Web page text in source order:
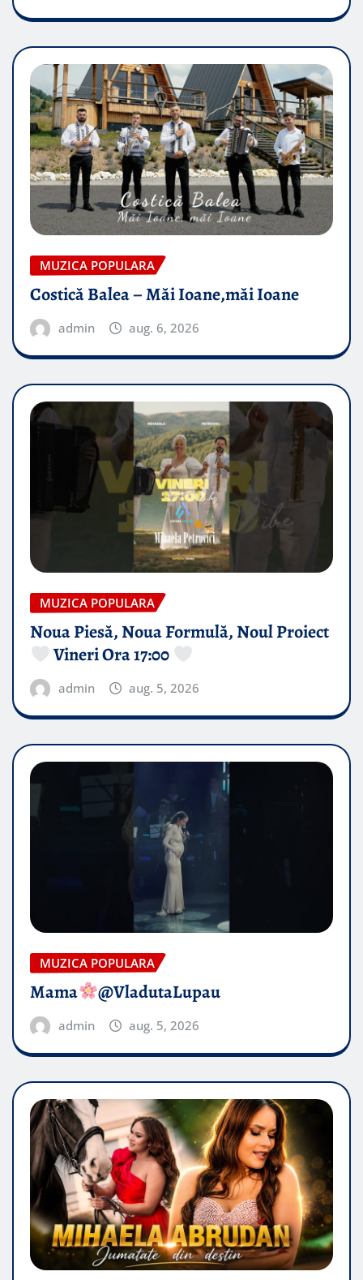
MUZICA POPULARA
Costică Balea – Măi Ioane,măi Ioane
admin aug. 6, 2026
MUZICA POPULARA
Noua Piesă, Noua Formulă, Noul Proiect
Vineri Ora 17:00
admin aug. 5, 2026
MUZICA POPULARA
Mama @VladutaLupau
admin aug. 5, 2026